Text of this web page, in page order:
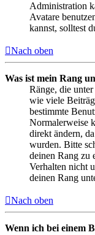
Administration
Avatare
kannst, solltest
Nach oben
Was ist mein Rang
Ränge, die
wie viele
bestimmte
Normalerweise
direkt ändern,
wurden. Bitte
deinen Rang zu
Verhalten nicht
deinen Rang
Nach oben
Wenn ich bei einem